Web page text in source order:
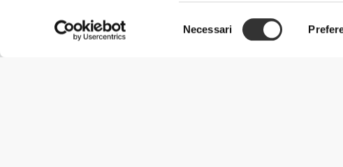
del
Necessari